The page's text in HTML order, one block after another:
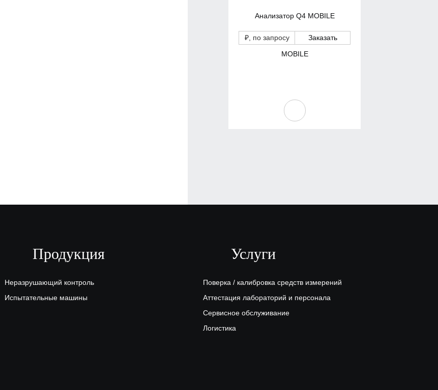
Анализатор Q4 MOBILE
₽, по запросу Заказать
Продукция
Неразрушающий контроль
Испытательные машины
Услуги
Поверка / калибровка средств измерений
Аттестация лабораторий и персонала
Сервисное обслуживание
Логистика